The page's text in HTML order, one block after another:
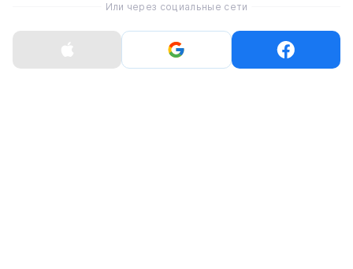
Внешняя часть изготовлена ​​из стойкого к износу
текстиля и внутренней части из переработанной
Или через социальные сети